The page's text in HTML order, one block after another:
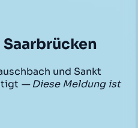
und Sankt
— Diese Meldung ist